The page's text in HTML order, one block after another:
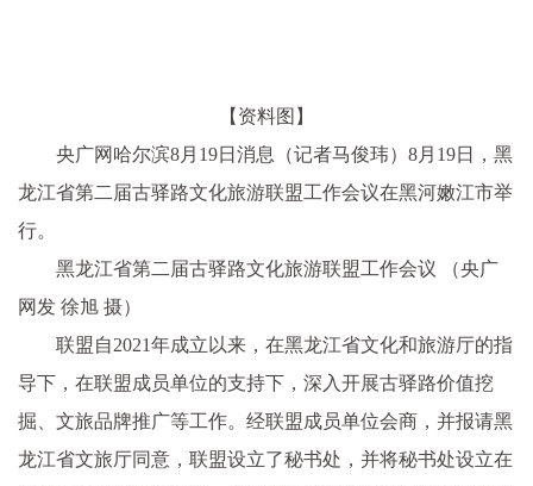
【资料图】
央广网哈尔滨8月19日消息（记者马俊玮）8月19日，黑
龙江省第二届古驿路文化旅游联盟工作会议在黑河嫩江市举
行。
黑龙江省第二届古驿路文化旅游联盟工作会议 （央广
网发 徐旭 摄）
联盟自2021年成立以来，在黑龙江省文化和旅游厅的指
导下，在联盟成员单位的支持下，深入开展古驿路价值挖
掘、文旅品牌推广等工作。经联盟成员单位会商，并报请黑
龙江省文旅厅同意，联盟设立了秘书处，并将秘书处设立在